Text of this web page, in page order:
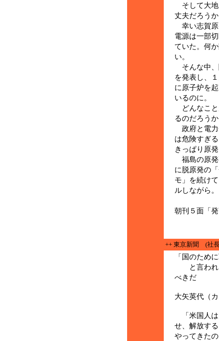
そして大地
丈夫だろう
幸い志賀原
電源は一部
ていた。何
い。
そんな中、
を発表し、
に原子炉を
いるのに。
どんなこと
るのだろう
政府と電力
は危険すぎ
きっぱり原
福島の原発
に脱原発の
モ」を続け
ルしながら。
朝刊５面「
++ 東京新聞 (社
「国のため
と言われ
べきだ
大矢英代（
「米国人は
せ、解放す
ってきたの